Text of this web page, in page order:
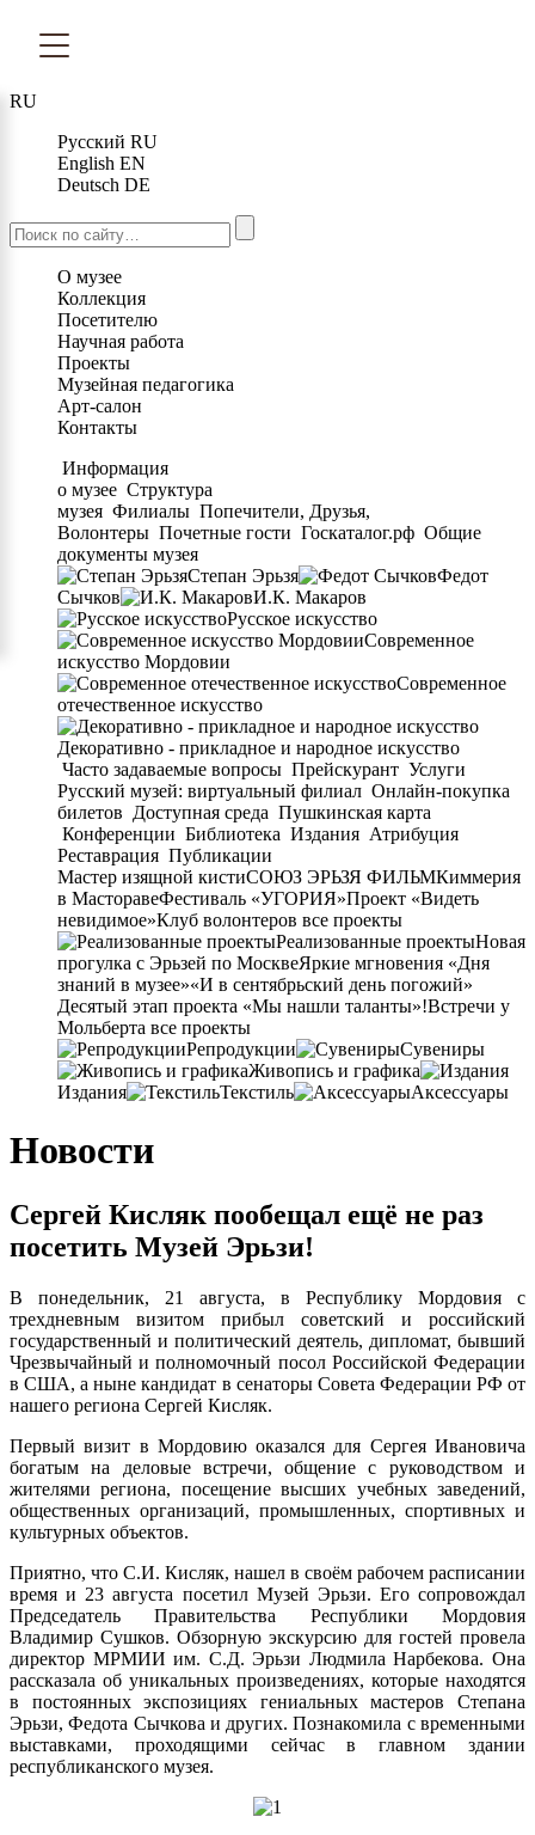
RU
Русский RU
English EN
Deutsch DE
О музее
Коллекция
Посетителю
Научная работа
Проекты
Музейная педагогика
Арт-салон
Контакты
Информация
о музее Структура
музея Филиалы Попечители, Друзья,
Волонтеры Почетные гости Госкаталог.рф Общие
документы музея
Степан Эрьзя
Федот
Сычков
И.К. Макаров
Русское искусство
Современное
искусство Мордовии
Современное
отечественное искусство
Декоративно - прикладное и народное искусство
Часто задаваемые вопросы Прейскурант Услуги
Русский музей: виртуальный филиал Онлайн-покупка
билетов Доступная среда Пушкинская карта
Конференции Библиотека Издания Атрибуция
Реставрация Публикации
Мастер изящной кистиСОЮЗ ЭРЬЗЯ ФИЛЬМКиммерия
в МасторавеФестиваль «УГОРИЯ»Проект «Видеть
невидимое»Клуб волонтеров все проекты
Реализованные проектыНовая
прогулка с Эрьзей по МосквеЯркие мгновения «Дня
знаний в музее»«И в сентябрьский день погожий»
Десятый этап проекта «Мы нашли таланты»!Встречи у
Мольберта все проекты
Репродукции
Сувениры
Живопись и графика
Издания
Текстиль Аксессуары
Новости
Сергей Кисляк пообещал ещё не раз
посетить Музей Эрьзи!
В понедельник, 21 августа, в Республику Мордовия с
трехдневным визитом прибыл советский и российский
государственный и политический деятель, дипломат, бывший
Чрезвычайный и полномочный посол Российской Федерации
в США, а ныне кандидат в сенаторы Совета Федерации РФ от
нашего региона Сергей Кисляк.
Первый визит в Мордовию оказался для Сергея Ивановича
богатым на деловые встречи, общение с руководством и
жителями региона, посещение высших учебных заведений,
общественных организаций, промышленных, спортивных и
культурных объектов.
Приятно, что С.И. Кисляк, нашел в своём рабочем расписании
время и 23 августа посетил Музей Эрьзи. Его сопровождал
Председатель Правительства Республики Мордовия
Владимир Сушков. Обзорную экскурсию для гостей провела
директор МРМИИ им. С.Д. Эрьзи Людмила Нарбекова. Она
рассказала об уникальных произведениях, которые находятся
в постоянных экспозициях гениальных мастеров Степана
Эрьзи, Федота Сычкова и других. Познакомила с временными
выставками, проходящими сейчас в главном здании
республиканского музея.